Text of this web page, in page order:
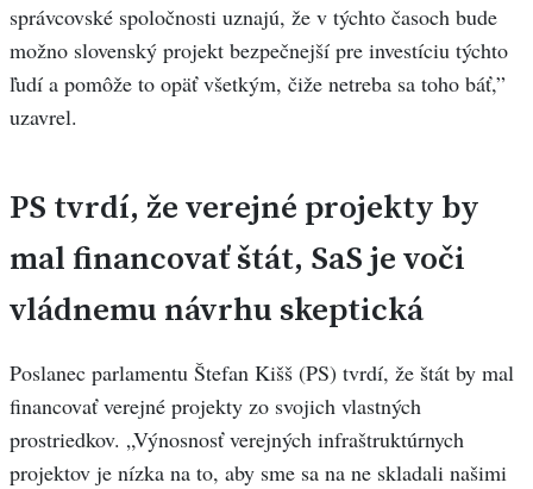
správcovské spoločnosti uznajú, že v týchto časoch bude
možno slovenský projekt bezpečnejší pre investíciu týchto
ľudí a pomôže to opäť všetkým, čiže netreba sa toho báť,”
uzavrel.
PS tvrdí, že verejné projekty by
mal financovať štát, SaS je voči
vládnemu návrhu skeptická
Poslanec parlamentu Štefan Kišš (PS) tvrdí, že štát by mal
financovať verejné projekty zo svojich vlastných
prostriedkov. „Výnosnosť verejných infraštruktúrnych
projektov je nízka na to, aby sme sa na ne skladali našimi